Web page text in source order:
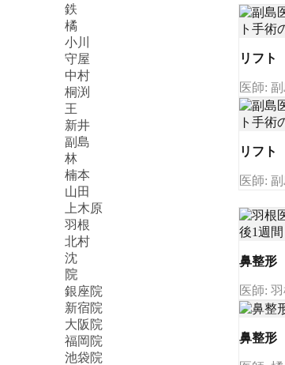
鉄
橘
小川
守屋
中村
桐渕
王
新井
副島
林
楠本
山田
上木原
羽根
北村
沈
院
銀座院
新宿院
大阪院
福岡院
池袋院
リフト
医師:
リフト
医師:
鼻整形
医師:
鼻整形